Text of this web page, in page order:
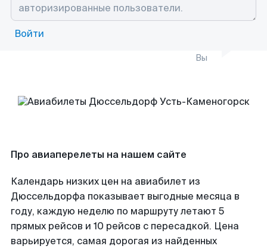
Войти
Вы
Про авиаперелеты на нашем сайте
Календарь низких цен на авиабилет из
Дюссельдорфа показывает выгодные месяца в
году, каждую неделю по маршруту летают 5
прямых рейсов и 10 рейсов с пересадкой. Цена
варьируется, самая дорогая из найденных